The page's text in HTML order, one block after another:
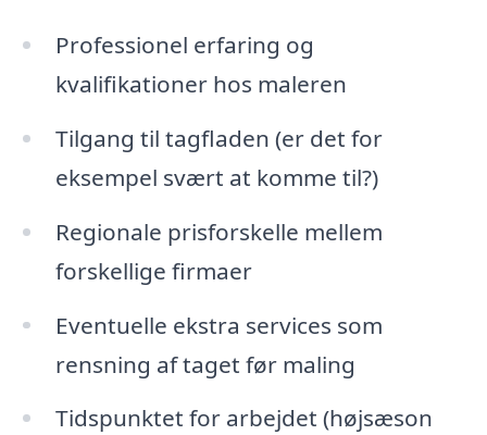
Professionel erfaring og
kvalifikationer hos maleren
Tilgang til tagfladen (er det for
eksempel svært at komme til?)
Regionale prisforskelle mellem
forskellige firmaer
Eventuelle ekstra services som
rensning af taget før maling
Tidspunktet for arbejdet (højsæson